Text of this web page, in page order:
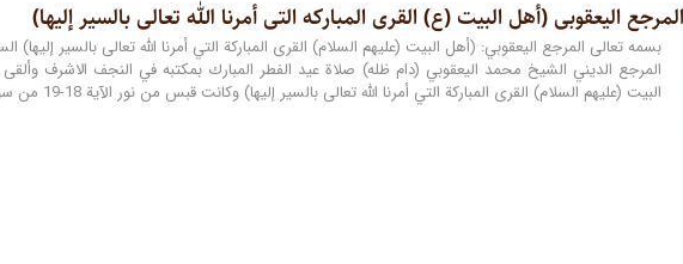
الیعقوبی (أهل البیت (ع) القرى المبارکه التی أمرنا الله تعالى بالسیر إلیها)
المرجع الديني الشيخ محمد اليعقوبي (دام ظله) صلاة عيد الفطر المبارك بمكتبه في النجف الاشرف
البيت (عليهم السلام) القرى المباركة التي أمرنا الله تعالى بالسير إليها) وكانت قبس من نور الآية 18-19 من سورة سبأ المباركة {وَجَعَلْنَا بَيْنَهُمْ وَبَيْنَ الْقُرَى الَّتِي بَارَكْنَا فِيهَا قُرًى…